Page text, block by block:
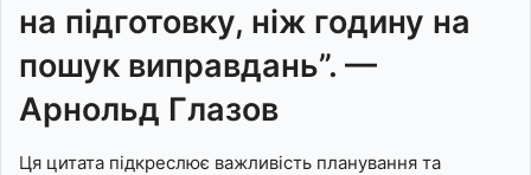
на підготовку, ніж годину на
пошук виправдань”. —
Арнольд Глазов
Ця цитата підкреслює важливість планування та